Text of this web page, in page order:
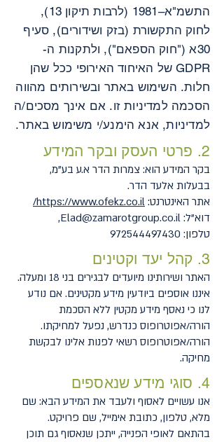
התשמ"א–1981 (לרבות תיקון 13),
לחוק התקשורת (בזק ושידורים), סעיף
30א ("חוק הספאם"), ולתקנות ה-
GDPR של האיחוד האירופי ככל שהן
חלות. השימוש באתר ובשירותים מהווה
הסכמה למדיניות זו. אם אינך מסכים/ה
למדיניות, אנא הימנע/י משימוש באתר.
2. פרטי העסק ובקר המידע
בקר המידע הוא: צמרות הדר א.ע בע"מ,
בבעלות אלעד הדר.
אתר האינטרנט: https://www.ofekz.co.il/
דוא"ל: Elad@zamarotgroup.co.il
,
טלפון: 972544497430
3. קהל יעד וקטינים
האתר ושירותינו מיועדים לבגירים בני 18 ומעלה.
איננו אוספים ביודעין מידע מקטינים. אם נודע
לנו כי נאסף מידע מקטין ללא הסכמת
הורה/אפוטרופוס כנדרש, נפעל למחיקתו.
הורה/אפוטרופוס רשאי לפנות אלינו לבקשת
מחיקה.
4. סוגי מידע שנאספים
אנו עשויים לאסוף ולעבד את המידע הבא: שם
מלא, טלפון, כתובת אימייל, שם פרויקט.
בהתאם לאופי הפנייה, ייתכן שנאסוף גם תוכן